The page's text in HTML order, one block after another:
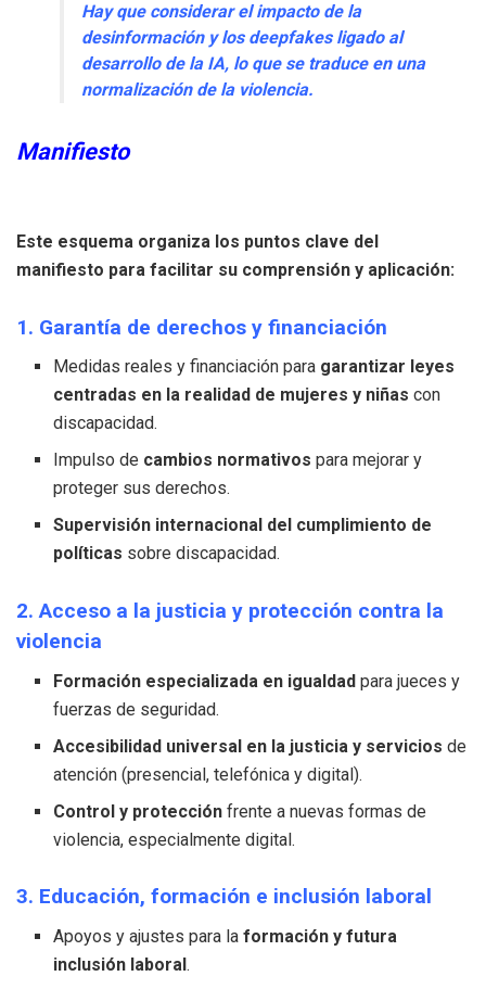
Hay que considerar el impacto de la
desinformación y los deepfakes ligado al
desarrollo de la IA, lo que se traduce en una
normalización de la violencia.
Manifiesto
Este esquema organiza los puntos clave del
manifiesto para facilitar su comprensión y aplicación:
1. Garantía de derechos y financiación
Medidas reales y financiación para garantizar leyes
centradas en la realidad de mujeres y niñas con
discapacidad.
Impulso de cambios normativos para mejorar y
proteger sus derechos.
Supervisión internacional del cumplimiento de
políticas sobre discapacidad.
2. Acceso a la justicia y protección contra la
violencia
Formación especializada en igualdad para jueces y
fuerzas de seguridad.
Accesibilidad universal en la justicia y servicios de
atención (presencial, telefónica y digital).
Control y protección frente a nuevas formas de
violencia, especialmente digital.
3. Educación, formación e inclusión laboral
Apoyos y ajustes para laformación y futura
inclusión laboral.